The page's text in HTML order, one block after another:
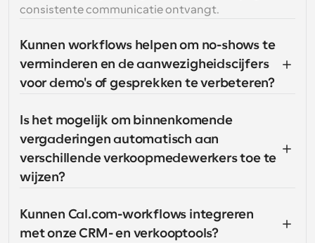
consistente communicatie ontvangt.
Kunnen workflows helpen om no-shows te
verminderen en de aanwezigheidscijfers
voor demo's of gesprekken te verbeteren?
Is het mogelijk om binnenkomende
vergaderingen automatisch aan
verschillende verkoopmedewerkers toe te
wijzen?
Kunnen Cal.com-workflows integreren
met onze CRM- en verkooptools?